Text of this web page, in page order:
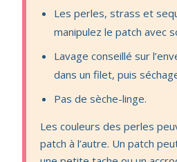
Les perles, strass et
manipulez le patch avec
Lavage conseillé sur
dans un filet, puis
Pas de sèche-linge.
Les couleurs des perles
patch à l’autre. Un patch